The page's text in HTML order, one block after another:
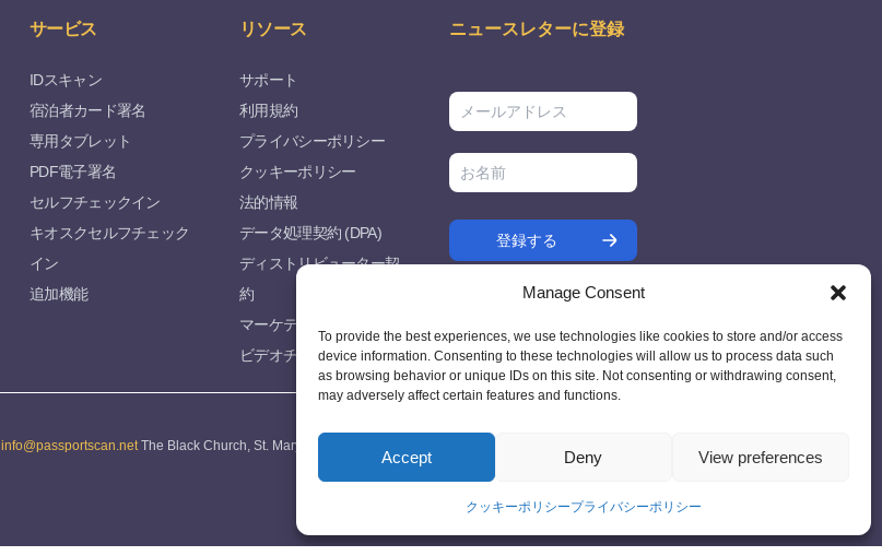
Manage Consent
To provide the best experiences, we use technologies like cookies to store and/or access
device information. Consenting to these technologies will allow us to process data such
as browsing behavior or unique IDs on this site. Not consenting or withdrawing consent,
may adversely affect certain features and functions.
Accept Deny View preferences
クッキーポリシープライバシーポリシー
サービス
IDスキャン
宿泊者カード署名
専用タブレット
PDF電子署名
セルフチェックイン
キオスクセルフチェック
イン
追加機能
リソース
サポート
利用規約
プライバシーポリシー
クッキーポリシー
法的情報
データ処理契約 (DPA)
ディストリビューター契
約
マーケティングリソース
ビデオチュートリアル
ニュースレターに登録
info@passportscan.netThe Black Church, St. Mary's Place, Dublin 7 - Ireland